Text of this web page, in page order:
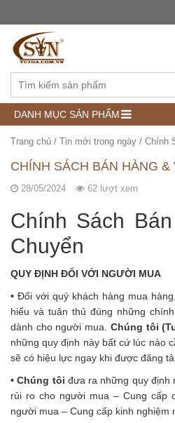
DANH MỤC SẢN PHẨM
Trang chủ / Tin mới trong ngày / Chính
CHÍNH SÁCH BÁN HÀNG &
28/05/2024 62 lượt xem
Chính Sách
Chuyển
QUY ĐỊNH ĐỐI VỚI NGƯỜI MUA
• Đối với quý khách hàng mua
hiểu và tuân thủ đúng những
dành cho người mua.
Chúng tôi
những quy định này bất cứ lúc nào
sẽ có hiệu lực ngay khi được đăng
• Chúng tôi đưa ra những quy định
rủi ro cho người mua – Cung cấp
người mua – Cung cấp kinh nghiệm